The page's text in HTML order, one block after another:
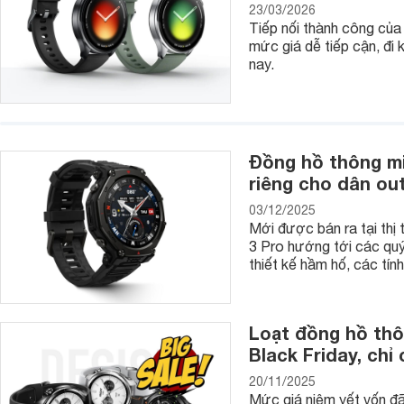
Tất cả đồng hồ Sunrise đều sử dụng mặt kính saphire
luôn có được bề ngoài sang bóng, ấn tượng theo thời gian.
23/03/2026
Tiếp nối thành công
mức giá dễ tiếp cận, đi
nay.
Đồng hồ thông
riêng cho dân
03/12/2025
Mới được bán ra tại thị
3 Pro hướng tới các
thiết kế hầm hố, các
Loạt đồng hồ
Black Friday, chỉ
20/11/2025
Mức giá niêm yết vốn